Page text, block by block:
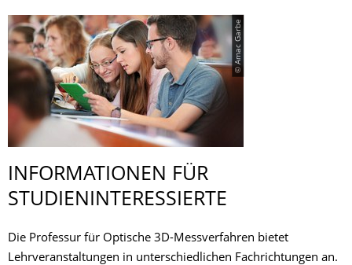
© Amac Garbe
INFORMATIONEN FÜR
STUDIENINTERES­SIERTE
Die Professur für Optische 3D-Messverfahren bietet
Lehrveranstaltungen in unterschiedlichen Fachrichtungen an.